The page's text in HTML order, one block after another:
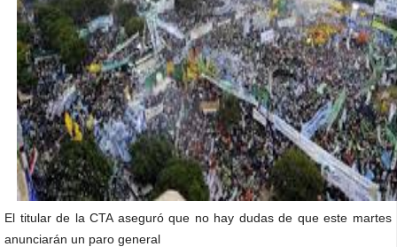
El titular de la CTA aseguró que no hay dudas de que este martes
anunciarán un paro general